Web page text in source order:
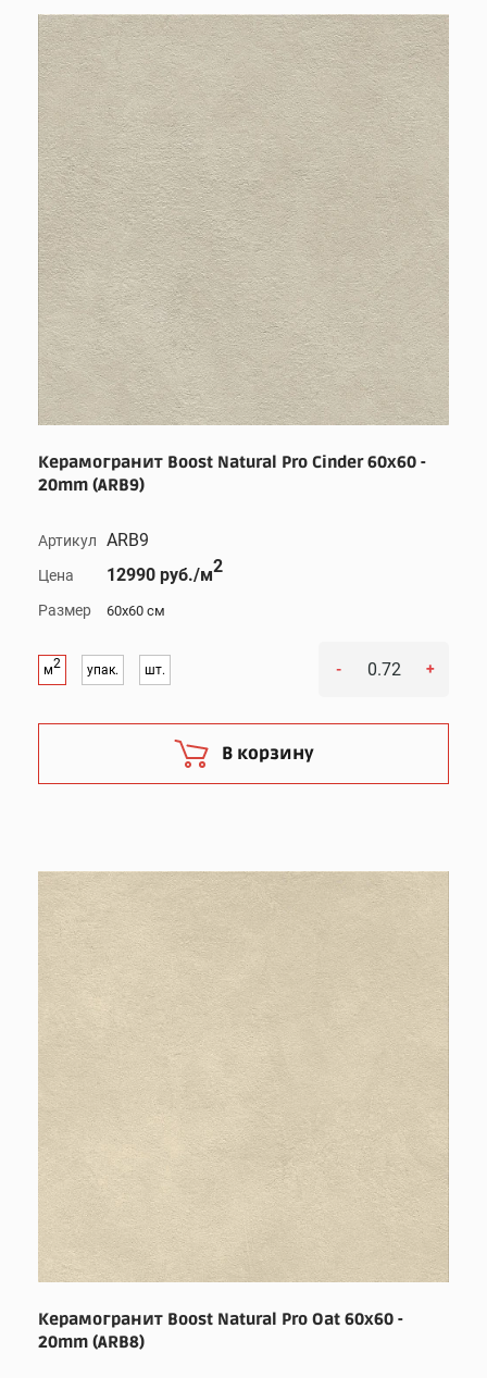
Керамогранит Boost Natural Pro Cinder 60x60 -
20mm (ARB9)
Артикул ARB9
Цена 12990 руб./м2
Размер 60x60 см
м2 упак. шт. - +
В корзину
Керамогранит Boost Natural Pro Oat 60x60 -
20mm (ARB8)